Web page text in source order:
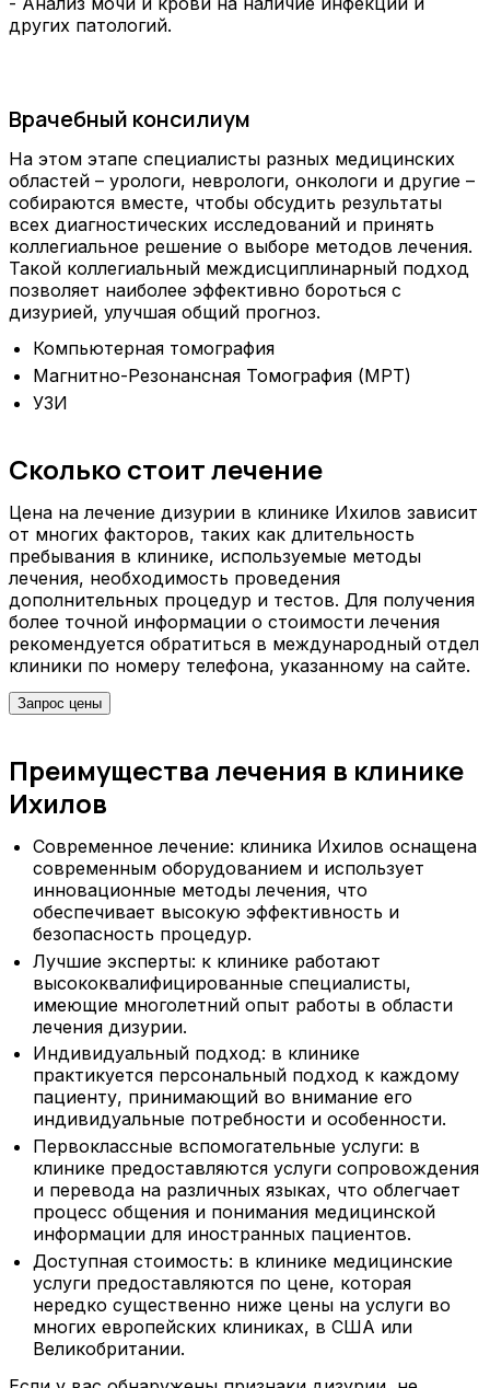
других патологий.
Врачебный консилиум
На этом этапе специалисты разных медицинских
областей – урологи, неврологи, онкологи и другие –
собираются вместе, чтобы обсудить результаты
всех диагностических исследований и принять
коллегиальное решение о выборе методов лечения.
Такой коллегиальный междисциплинарный подход
позволяет наиболее эффективно бороться с
дизурией, улучшая общий прогноз.
Компьютерная томография
Магнитно-Резонансная Томография (МРТ)
УЗИ
Сколько стоит лечение
Цена на лечение дизурии в клинике Ихилов зависит
от многих факторов, таких как длительность
пребывания в клинике, используемые методы
лечения, необходимость проведения
дополнительных процедур и тестов. Для получения
более точной информации о стоимости лечения
рекомендуется обратиться в международный отдел
клиники по номеру телефона, указанному на сайте.
Запрос цены
Преимущества лечения в клинике
Ихилов
Современное лечение: клиника Ихилов оснащена
современным оборудованием и использует
инновационные методы лечения, что
обеспечивает высокую эффективность и
безопасность процедур.
Лучшие эксперты: к клинике работают
высококвалифицированные специалисты,
имеющие многолетний опыт работы в области
лечения дизурии.
Индивидуальный подход: в клинике
практикуется персональный подход к каждому
пациенту, принимающий во внимание его
индивидуальные потребности и особенности.
Первоклассные вспомогательные услуги: в
клинике предоставляются услуги сопровождения
и перевода на различных языках, что облегчает
процесс общения и понимания медицинской
информации для иностранных пациентов.
Доступная стоимость: в клинике медицинские
услуги предоставляются по цене, которая
нередко существенно ниже цены на услуги во
многих европейских клиниках, в США или
Великобритании.